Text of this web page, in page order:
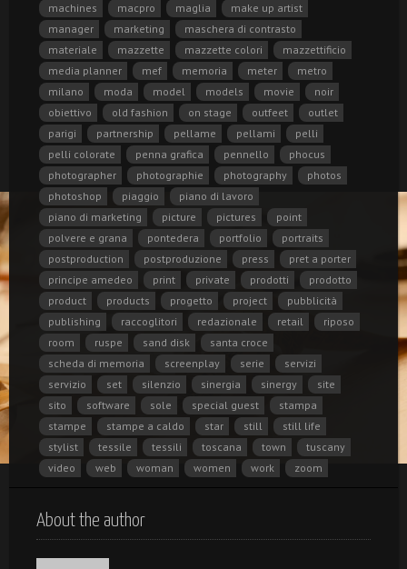
machines
macpro maglia
make up artist
manager
marketing
maschera di contrasto
materiale
mazzette mazzette colori
mazzettificio
media planner
mef memoria meter
metro
milano
moda model models movie
noir
obiettivo
old fashion on stage outfeet
outlet
parigi
partnership pellame pellami
pelli
pelli colorate
penna grafica pennello
phocus
photographer
photographie photography
photos
photoshop
piaggio
piano di lavoro
piano di marketing
picture pictures
point
polvere e grana
pontedera portfolio
portraits
postproduction
postproduzione press
pret a porter
principe amedeo
print private prodotti
prodotto
product
products progetto project
pubblicità
publishing
raccoglitori redazionale retail
riposo
room
ruspe sand disk
santa croce
scheda di memoria
screenplay serie
servizi
servizio
set silenzio sinergia sinergy
site
sito
software sole special guest
stampa
stampe
stampe a caldo star still
still life
stylist
tessile tessili toscana town
tuscany
video
web woman women work zoom
About the author